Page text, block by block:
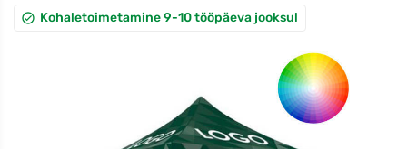
Kohaletoimetamine 9-10 tööpäeva jooksul